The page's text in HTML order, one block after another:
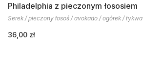
Philadelphia z pieczonym łososiem
Serek / pieczony łosoś / avokado / ogórek / tykwa
36,00 zł